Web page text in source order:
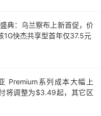
典：乌兰察布上新首促，价
1G快杰共享型首年仅37.5元
Premium系列成本大幅上
将调整为$3.49起，其它区